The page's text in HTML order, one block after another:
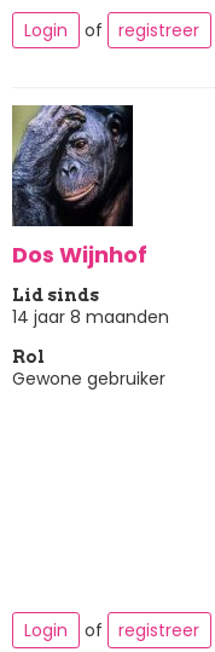
Login of registreer
Dos Wijnhof
Lid sinds
14 jaar 8 maanden
Rol
Gewone gebruiker
Login of registreer